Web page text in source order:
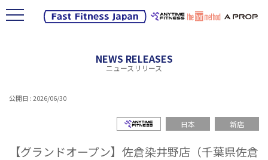
NEWS RELEASES
ニュースリリース
公開日 : 2026/06/30
エニタイムフィットネス
日本 新店
【グランドオープン】佐倉染井野店（千葉県佐倉